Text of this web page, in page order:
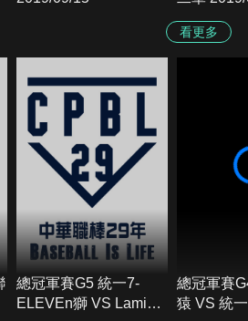
看更多
總冠軍賽G5 統一7-
ELEVEn獅 VS Lamigo
總冠軍賽
猿 VS 統